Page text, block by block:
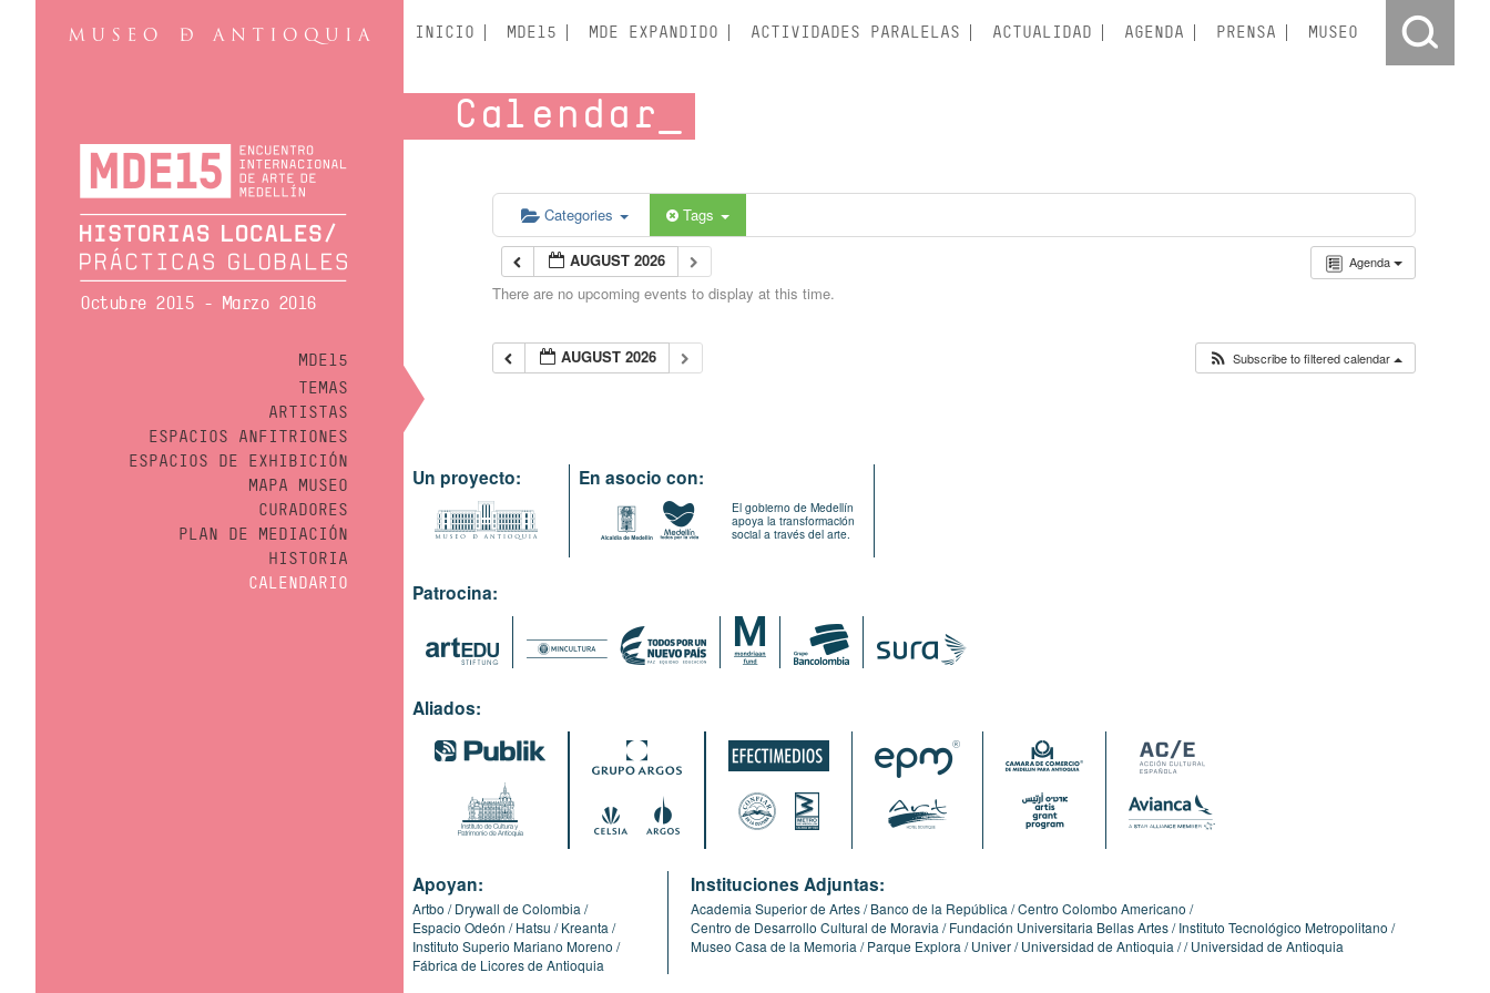
Octubre 2015 - Marzo 2016
MDE15
TEMAS
ARTISTAS
ESPACIOS ANFITRIONES
ESPACIOS DE EXHIBICIÓN
MAPA MUSEO
CURADORES
PLAN DE MEDIACIÓN
HISTORIA
CALENDARIO
INICIO MDE15 MDE EXPANDIDO ACTIVIDADES PARALELAS ACTUALIDAD AGENDA PRENSA MUSEO
Calendar
Categories Tags
Agenda
AUGUST 2026
There are no upcoming events to display at this time.
AUGUST 2026 Subscribe to filtered calendar
Un proyecto: En asocio con:
El gobierno de Medellín
apoya la transformación
social a través del arte.
Patrocina:
Aliados:
Apoyan:
Artbo
Drywall de Colombia
Espacio Odeón
Hatsu
Kreanta
Instituto Superio Mariano Moreno
Fábrica de Licores de Antioquia
Instituciones Adjuntas:
Academia Superior de Artes Banco de la República Centro Colombo Americano
Centro de Desarrollo Cultural de Moravia
Fundación Universitaria Bellas Artes Instituto Tecnológico Metropolitano
Museo Casa de la Memoria
Parque Explora Univer Universidad de Antioquia Universidad de Antioquia